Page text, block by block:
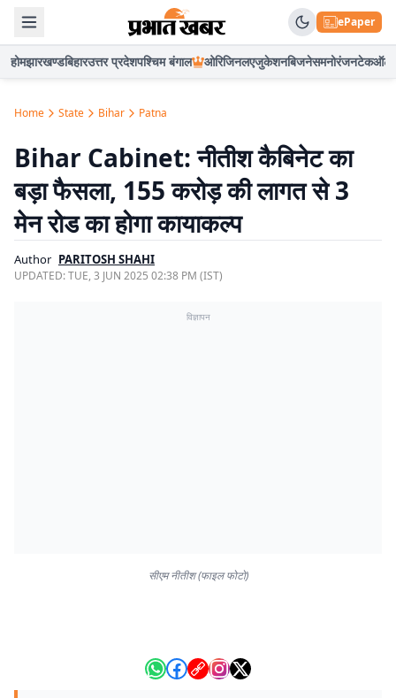
ePaper
होमझारखण्डबिहारउत्तर प्रदेशपश्चिम बंगाल ओरिजिनलएजुकेशनबिजनेसमनोरंजनटेकऑटो
Home State Bihar Patna
Bihar Cabinet: नीतीश कैबिनेट का
बड़ा फैसला, 155 करोड़ की लागत से 3
मेन रोड का होगा कायाकल्प
Author PARITOSH SHAHI
UPDATED:TUE, 3 JUN 2025 02:38 PM (IST)
विज्ञापन
सीएम नीतीश (फाइल फोटो)